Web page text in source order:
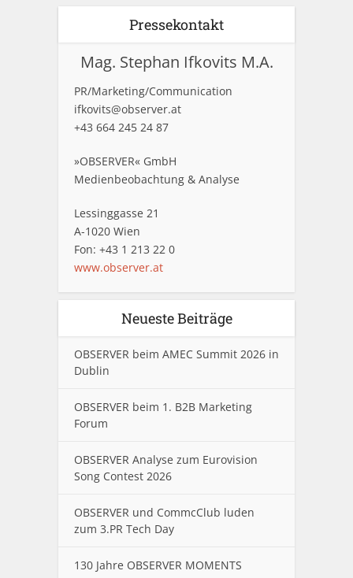
Pressekontakt
Mag. Stephan Ifkovits M.A.
PR/Marketing/Communication
ifkovits@observer.at
+43 664 245 24 87
»OBSERVER« GmbH
Medienbeobachtung & Analyse
Lessinggasse 21
A-1020 Wien
Fon: +43 1 213 22 0
www.observer.at
Neueste Beiträge
OBSERVER beim AMEC Summit 2026 in
Dublin
OBSERVER beim 1. B2B Marketing
Forum
OBSERVER Analyse zum Eurovision
Song Contest 2026
OBSERVER und CommcClub luden
zum 3.PR Tech Day
130 Jahre OBSERVER MOMENTS